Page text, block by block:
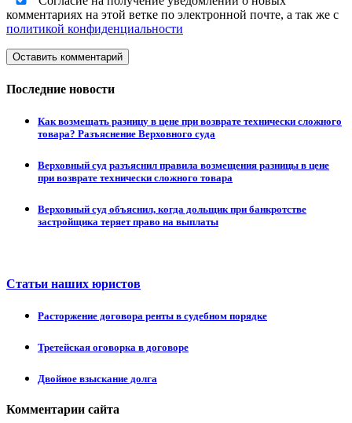
комментариях на этой ветке по электронной почте, а так же с
политикой конфиденциальности
Оставить комментарий
Последние новости
Как возмещать разницу в цене при возврате технически сложного
товара? Разъяснение Верховного суда
Верховный суд разъяснил правила возмещения разницы в цене
при возврате технически сложного товара
Верховный суд объяснил, когда дольщик при банкротстве
застройщика теряет право на выплаты
Статьи наших юристов
Расторжение договора ренты в судебном порядке
Третейская оговорка в договоре
Двойное взыскание долга
Комментарии сайта